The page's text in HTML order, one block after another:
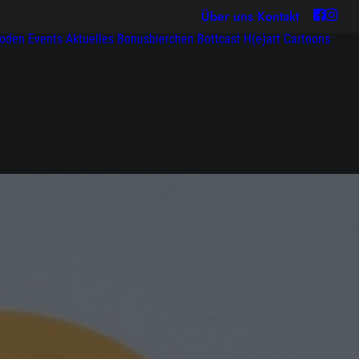
Über uns Kontakt
Events Aktuelles Bonusbierchen Bottcast H(e)art Cartoons